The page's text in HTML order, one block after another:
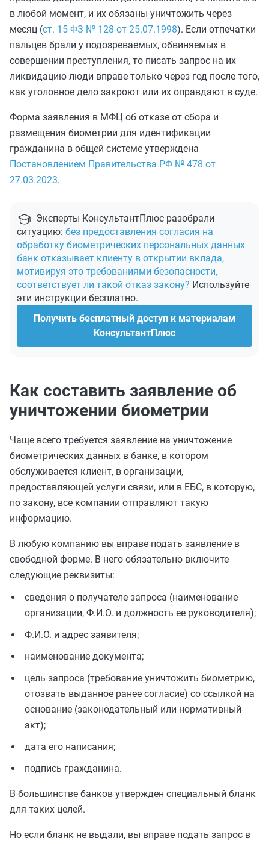
в любой момент, и их обязаны уничтожить через
месяц (ст. 15 ФЗ № 128 от 25.07.1998). Если отпечатки
пальцев брали у подозреваемых, обвиняемых в
совершении преступления, то писать запрос на их
ликвидацию люди вправе только через год после того,
как уголовное дело закроют или их оправдают в суде.
Форма заявления в МФЦ об отказе от сбора и
размещения биометрии для идентификации
гражданина в общей системе утверждена
Постановлением Правительства РФ № 478 от
27.03.2023.
Эксперты КонсультантПлюс разобрали
ситуацию: без предоставления согласия на
обработку биометрических персональных данных
банк отказывает клиенту в открытии вклада,
мотивируя это требованиями безопасности,
соответствует ли такой отказ закону? Используйте
эти инструкции бесплатно.
Получить бесплатный доступ к материалам
КонсультантПлюс
Как составить заявление об
уничтожении биометрии
Чаще всего требуется заявление на уничтожение
биометрических данных в банке, в котором
обслуживается клиент, в организации,
предоставляющей услуги связи, или в ЕБС, в которую,
по закону, все компании отправляют такую
информацию.
В любую компанию вы вправе подать заявление в
свободной форме. В него обязательно включите
следующие реквизиты:
сведения о получателе запроса (наименование
организации, Ф.И.О. и должность ее руководителя);
Ф.И.О. и адрес заявителя;
наименование документа;
цель запроса (требование уничтожить биометрию,
отозвать выданное ранее согласие) со ссылкой на
основание (законодательный или нормативный
акт);
дата его написания;
подпись гражданина.
В большинстве банков утвержден специальный бланк
для таких целей.
Но если бланк не выдали, вы вправе подать запрос в